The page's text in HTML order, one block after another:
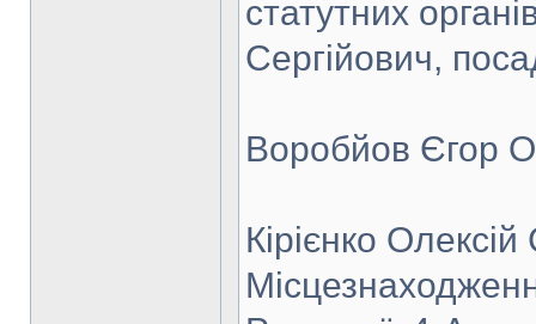
статутних
Сергійович,
Воробйов Єгор
Кірієнко